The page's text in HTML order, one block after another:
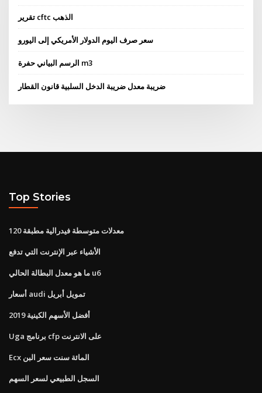
تقرير cftc الذهب
سعر صرف اليوم الدولار الأمريكي إلى اليورو
الرسم البياني حفرة m3
ضريبة معدل ضريبة الدخل السلبية قانون القطار
Top Stories
120 معدلات متوسطة فيدرالية مطبقة
الأشياء عبر الإنترنت التي تدفع
ما هو معدل البطالة الحالي u6
أسعار audi تمويل أبريل
أفضل الأسهم الكينية 2019
Uga برنامج cfp على الانترنت
Ecx المائة سنت سعر البن
السجل الطبيعي لسعر السهم